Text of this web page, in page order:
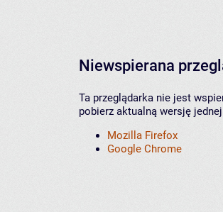
Niewspierana
Ta przeglądarka nie jest
pobierz aktualną wersję
Mozilla Firefox
Google Chrome